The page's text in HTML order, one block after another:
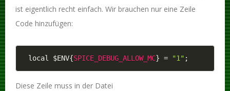
ist eigentlich recht einfach. Wir brauchen nur eine Zeile
Code hinzufügen:
local $ENV{SPICE_DEBUG_ALLOW_MC} = "1" ;
Diese Zeile muss in der Datei